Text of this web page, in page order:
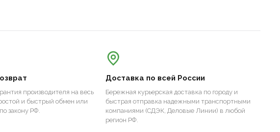
производителя на весь
и быстрый обмен или
закону РФ.
Доставка по всей России
Бережная курьерская доставка по городу и
быстрая отправка надежными транспортными
компаниями (СДЭК, Деловые Линии) в любой
регион РФ.